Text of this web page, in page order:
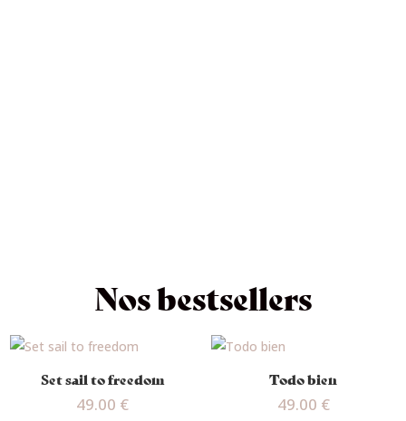
Nos bestsellers
Set sail to freedom
49.00 €
Todo bien
49.00 €